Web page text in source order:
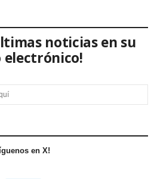
noticias en su
electrónico!
en X!